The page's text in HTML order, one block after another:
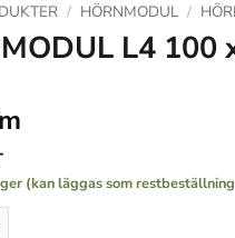
/ HÖRNMODUL /
L4 100
(kan läggas som
L4 100 x100X2000 H.SIDA